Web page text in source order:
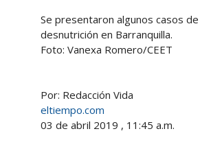
Se presentaron algunos casos
desnutrición en Barranquilla.
Foto: Vanexa Romero/CEET
Por: Redacción Vida
eltiempo.com
03 de abril 2019 , 11:45 a.m.